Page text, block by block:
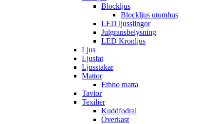
Blockljus
Blockljus utomhus
LED ljusslingor
Julgransbelysning
LED Kronljus
Ljus
Ljusfat
Ljusstakar
Mattor
Ethno matta
Tavlor
Texilier
Kuddfodral
Överkast